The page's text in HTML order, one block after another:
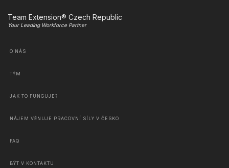
Team Extension® Czech Republic
Your Leading Workforce Partner
O NÁS
TÝM
JAK TO FUNGUJE?
NÁJEM VĚNUJE PRACOVNÍ SÍLY V ČESKO
FAQ
BÝT V KONTAKTU